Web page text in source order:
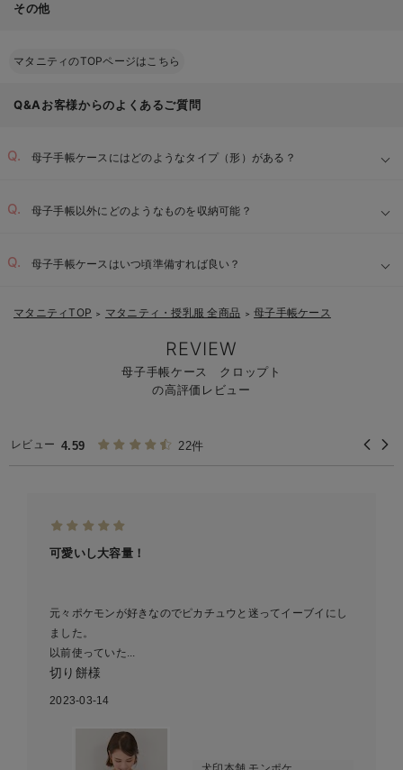
その他
マタニティのTOPページはこちら
Q&Aお客様からのよくあるご質問
母子手帳ケースにはどのようなタイプ（形）がある？
母子手帳以外にどのようなものを収納可能？
母子手帳ケースはいつ頃準備すれば良い？
マタニティTOP ＞ マタニティ・授乳服 全商品 ＞ 母子手帳ケース
REVIEW
母子手帳ケース クロップト
の高評価レビュー
レビュー 4.59 22件
可愛いし大容量！
元々ポケモンが好きなのでピカチュウと迷ってイーブイにし
ました。
以前使っていた...
切り餅様
2023-03-14